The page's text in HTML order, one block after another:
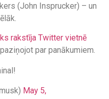
(John Insprucker) – un
rakstīja Twitter vietnē
par panākumiem.
May 5,